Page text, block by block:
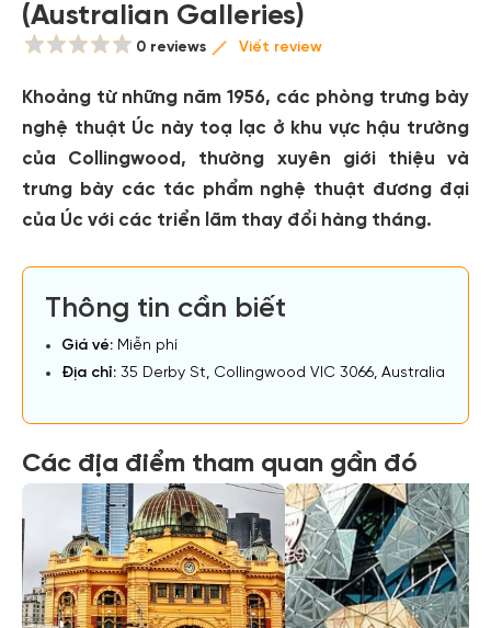
(Australian Galleries)
0 reviews Viết review
Khoảng từ những năm 1956, các phòng trưng bày
nghệ thuật Úc này toạ lạc ở khu vực hậu trường
của Collingwood, thường xuyên giới thiệu và
trưng bày các tác phẩm nghệ thuật đương đại
của Úc với các triển lãm thay đổi hàng tháng.
Thông tin cần biết
Giá vé: Miễn phí
Địa chỉ: 35 Derby St, Collingwood VIC 3066, Australia
Các địa điểm tham quan gần đó